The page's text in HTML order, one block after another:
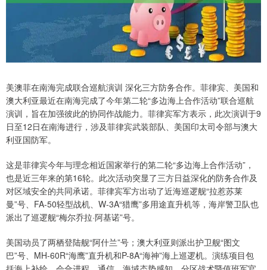
美澳菲在南海完成联合巡航演训 深化三方防务合作。菲律宾、美国和
澳大利亚最近在南海完成了今年第二轮“多边海上合作活动”联合巡航
演训，旨在加强彼此的协同作战能力。菲律宾军方表示，此次演训于9
日至12日在南海进行，涉及菲律宾武装部队、美国印太司令部与澳大
利亚国防军。
这是菲律宾今年与理念相近国家举行的第二轮“多边海上合作活动”，
也是近三年来的第16轮。此次活动突显了三方日益深化的防务合作及
对区域安全的共同承诺。菲律宾军方出动了近海巡逻舰“拉惹苏莱
曼”号、FA-50轻型战机、W-3A“猎鹰”多用途直升机等，海岸警卫队也
派出了巡逻舰“梅尔乔拉·阿基诺”号。
美国动员了两栖登陆舰“阿什兰”号；澳大利亚则派出护卫舰“图文
巴”号、MH-60R“海鹰”直升机和P-8A“海神”海上巡逻机。演练项目包